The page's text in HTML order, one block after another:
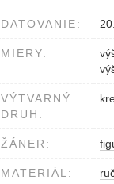
DATOVANIE:
MIERY:
VÝTVARNÝ
DRUH:
ŽÁNER:
MATERIÁL: